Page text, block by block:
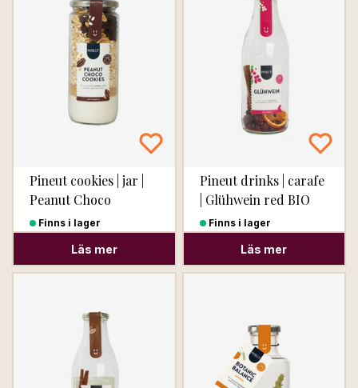
Pineut cookies | jar |
Peanut Choco
Finns i lager
Läs mer
Pineut drinks | carafe
| Glühwein red BIO
Finns i lager
Läs mer